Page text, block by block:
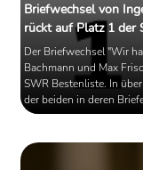
Briefwechsel von
rückt auf Platz 1 der
Der Briefwechsel "Wir
Bachmann und Max
SWR Bestenliste. In
der beiden in deren
werden entkräftet,